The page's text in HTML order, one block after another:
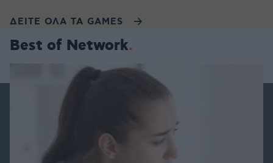
ΔΕΙΤΕ ΟΛΑ ΤΑ GAMES
Best of Network